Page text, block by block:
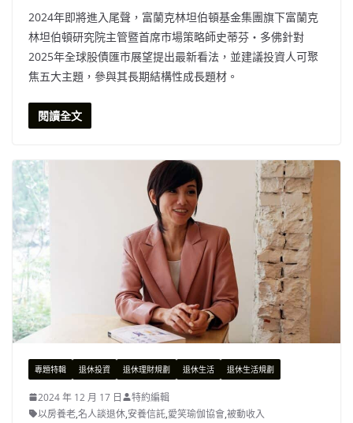
2024年即將進入尾聲，富蘭克林坦伯頓基金集團旗下富蘭克
林坦伯頓研究院主管暨首席市場策略師史蒂芬‧多佛針對
2025年全球股債匯市展望提出最新看法，並建議投資人可聚
焦五大主題，參與其長期結構性成長題材。
閱讀全文
專題特輯 退休投資 退休理財規劃 退休生活 退休生活規劃
2024 年 12 月 17 日
特約編輯
以房養老,名人談退休,安養信託,愛笑瑜伽協會,被動收入